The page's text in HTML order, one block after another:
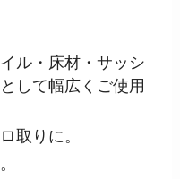
ル・床材・サッシ
して幅広くご使用
取りに。